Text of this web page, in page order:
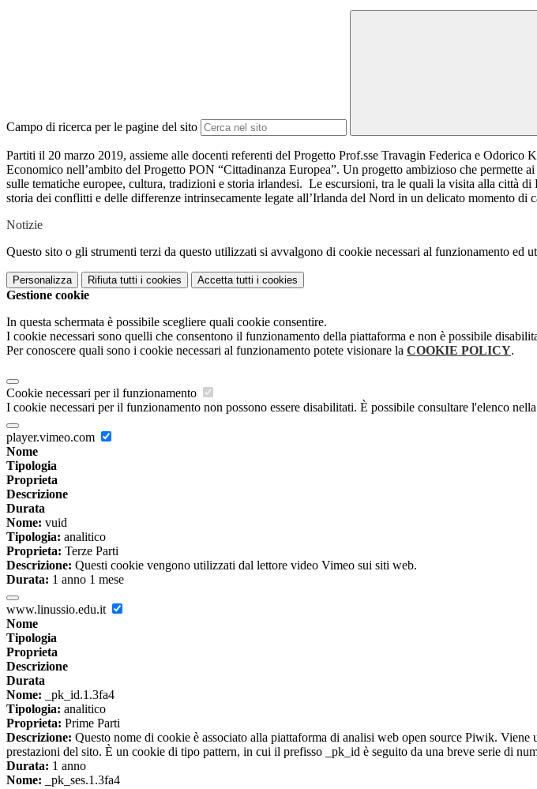
Campo di ricerca per le pagine del sito
Partiti il 20 marzo 2019, assieme alle docenti referenti del Progetto Prof.sse Travagin Federica e
Economico nell’ambito del Progetto PON “Cittadinanza Europea”. Un progetto ambizioso che
sulle tematiche europee, cultura, tradizioni e storia irlandesi. Le escursioni, tra le quali la visita alla città
storia dei conflitti e delle differenze intrinsecamente legate all’Irlanda del Nord in un delicato momento di
Notizie
Questo sito o gli strumenti terzi da questo utilizzati si avvalgono di cookie necessari al funzionamento ed
Personalizza Rifiuta tutti i cookies Accetta tutti i cookies
Gestione cookie
In questa schermata è possibile scegliere quali cookie consentire.
I cookie necessari sono quelli che consentono il funzionamento della piattaforma e non è possibile
Per conoscere quali sono i cookie necessari al funzionamento potete visionare la COOKIE POLICY.
Cookie necessari per il funzionamento
I cookie necessari per il funzionamento non possono essere disabilitati. È possibile consultare l'elenco
player.vimeo.com
Nome
Tipologia
Proprieta
Descrizione
Durata
Nome: vuid
Tipologia: analitico
Proprieta: Terze Parti
Descrizione: Questi cookie vengono utilizzati dal lettore video Vimeo sui siti web.
Durata: 1 anno 1 mese
www.linussio.edu.it
Nome
Tipologia
Proprieta
Descrizione
Durata
Nome: _pk_id.1.3fa4
Tipologia: analitico
Proprieta: Prime Parti
Descrizione: Questo nome di cookie è associato alla piattaforma di analisi web open source Piwik.
prestazioni del sito. È un cookie di tipo pattern, in cui il prefisso _pk_id è seguito da una breve serie di
Durata: 1 anno
Nome: _pk_ses.1.3fa4